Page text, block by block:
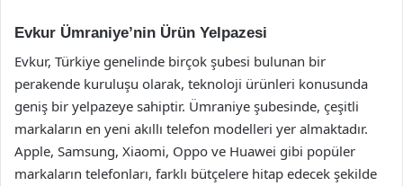
Evkur Ümraniye’nin Ürün Yelpazesi
Evkur, Türkiye genelinde birçok şubesi bulunan bir
perakende kuruluşu olarak, teknoloji ürünleri konusunda
geniş bir yelpazeye sahiptir. Ümraniye şubesinde, çeşitli
markaların en yeni akıllı telefon modelleri yer almaktadır.
Apple, Samsung, Xiaomi, Oppo ve Huawei gibi popüler
markaların telefonları, farklı bütçelere hitap edecek şekilde